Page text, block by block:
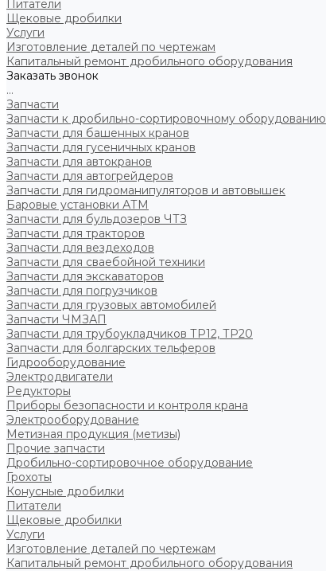
Питатели
Щековые дробилки
Услуги
Изготовление деталей по чертежам
Капитальный ремонт дробильного оборудования
Заказать звонок
...
Запчасти
Запчасти к дробильно-сортировочному оборудованию
Запчасти для башенных кранов
Запчасти для гусеничных кранов
Запчасти для автокранов
Запчасти для автогрейдеров
Запчасти для гидроманипуляторов и автовышек
Баровые установки АТМ
Запчасти для бульдозеров ЧТЗ
Запчасти для тракторов
Запчасти для вездеходов
Запчасти для сваебойной техники
Запчасти для экскаваторов
Запчасти для погрузчиков
Запчасти для грузовых автомобилей
Запчасти ЧМЗАП
Запчасти для трубоукладчиков ТР12, ТР20
Запчасти для болгарских тельферов
Гидрооборудование
Электродвигатели
Редукторы
Приборы безопасности и контроля крана
Электрооборудование
Метизная продукция (метизы)
Прочие запчасти
Дробильно-сортировочное оборудование
Грохоты
Конусные дробилки
Питатели
Щековые дробилки
Услуги
Изготовление деталей по чертежам
Капитальный ремонт дробильного оборудования